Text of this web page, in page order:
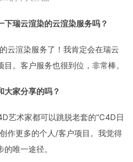
下瑞云渲染的云渲染服务吗？
云渲染服务了！我肯定会在瑞云
。客户服务也很到位，非常棒。
大家分享的吗？
艺术家都可以跳脱老套的“C4D日
作更多的个人/客户项目。我觉得
唯一途径。